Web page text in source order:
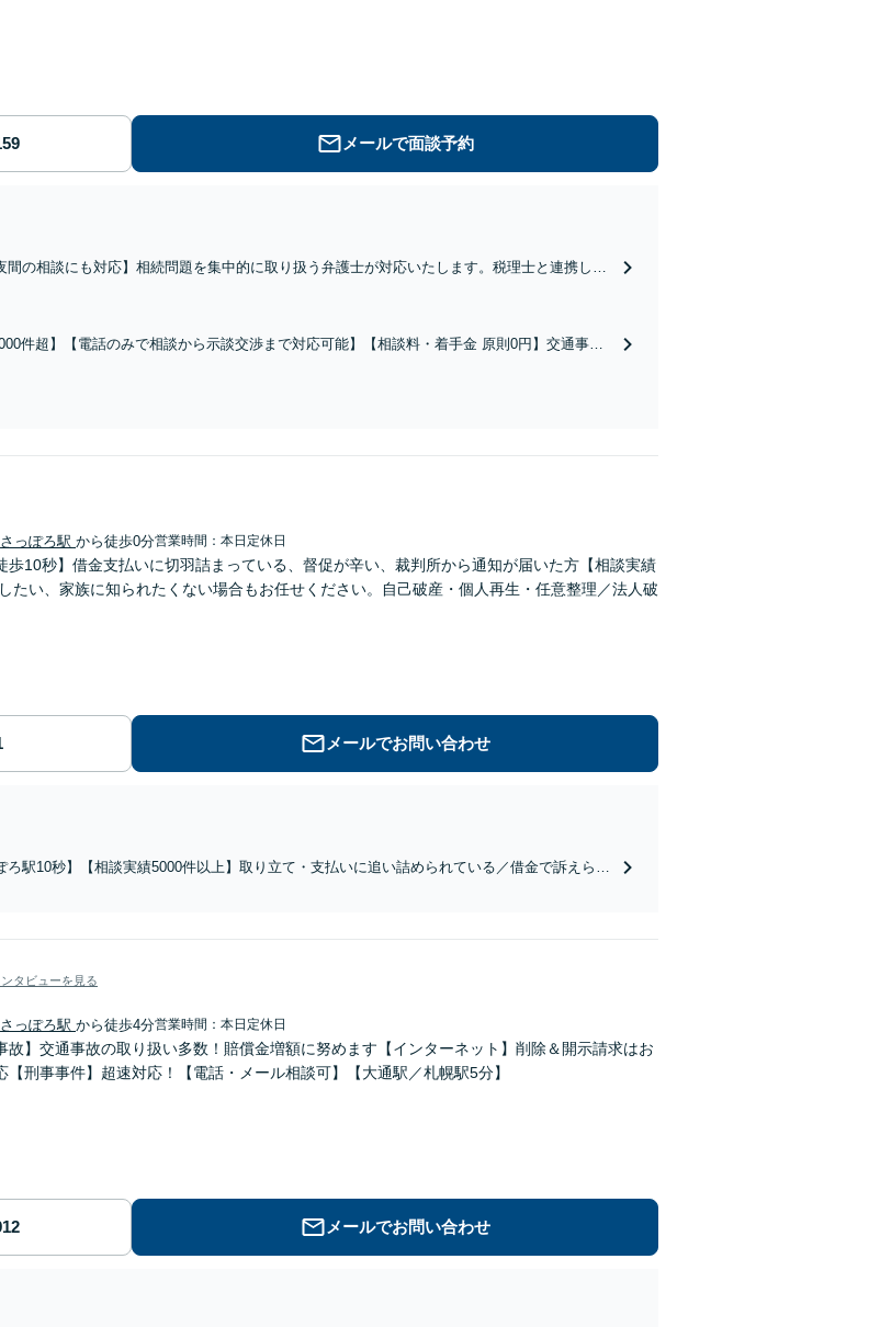
メールで面談予約
間の相談にも対応】相続問題を集中的に取り扱う弁護士が対応いたします。税理士と連携し
件超】【電話のみで相談から示談交渉まで対応可能】【相談料・着手金 原則0円】交通事
さっぽろ駅 から徒歩0分営業時間：本日定休日
歩10秒】借金支払いに切羽詰まっている、督促が辛い、裁判所から通知が届いた方【相談実績
たい、家族に知られたくない場合もお任せください。自己破産・個人再生・任意整理／法人破
メールでお問い合わせ
ろ駅10秒】【相談実績5000件以上】取り立て・支払いに追い詰められている／借金で訴えられ
ンタビューを見る
さっぽろ駅 から徒歩4分営業時間：本日定休日
故】交通事故の取り扱い多数！賠償金増額に努めます【インターネット】削除＆開示請求はお
刑事事件】超速対応！【電話・メール相談可】【大通駅／札幌駅5分】
メールでお問い合わせ